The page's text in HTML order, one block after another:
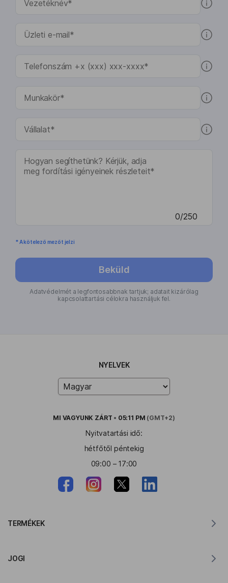
0/250
* A kötelező mezőt jelzi
Beküld
Adatvédelmét a legfontosabbnak tartjuk; adatait kizárólag
kapcsolattartási célokra használjuk fel.
NYELVEK
MI VAGYUNK ZÁRT • 05:11 PM (GMT+2)
Nyitvatartási idő:
hétfőtől péntekig
09:00 – 17:00
TERMÉKEK
JOGI